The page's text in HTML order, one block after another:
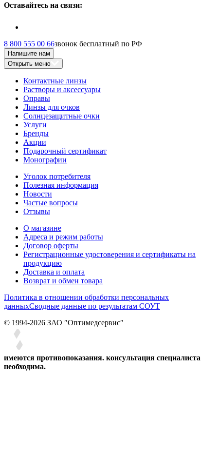
Оставайтесь на связи:
8 800 555 00 66звонок бесплатный по РФ
Напишите нам
Открыть меню
Контактные линзы
Растворы и аксессуары
Оправы
Линзы для очков
Солнцезащитные очки
Услуги
Бренды
Акции
Подарочный сертификат
Монографии
Уголок потребителя
Полезная информация
Новости
Частые вопросы
Отзывы
О магазине
Адреса и режим работы
Договор оферты
Регистрационные удостоверения и сертификаты на
продукцию
Доставка и оплата
Возврат и обмен товара
Политика в отношении обработки персональных
данныхСводные данные по результатам СОУТ
© 1994-2026 ЗАО ″Оптимедсервис″
имеются противопоказания. консультация специалиста
необходима.